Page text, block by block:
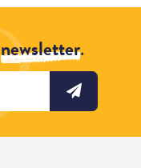
newsletter.